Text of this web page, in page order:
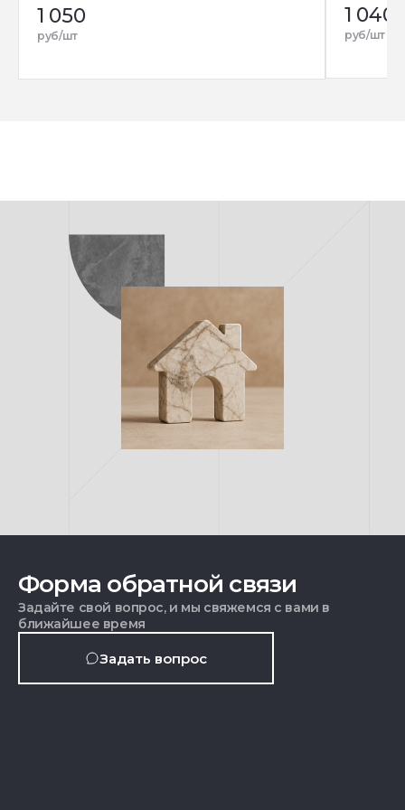
1 050
руб/шт
1 040
руб/шт
Форма обратной связи
Задайте свой вопрос, и мы свяжемся с вами в
ближайшее время
Задать вопрос